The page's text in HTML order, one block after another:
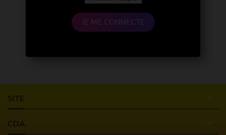
JE ME CONNECTE
SITE 
CDA 